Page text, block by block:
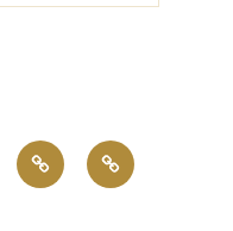
FuncionesResonancia